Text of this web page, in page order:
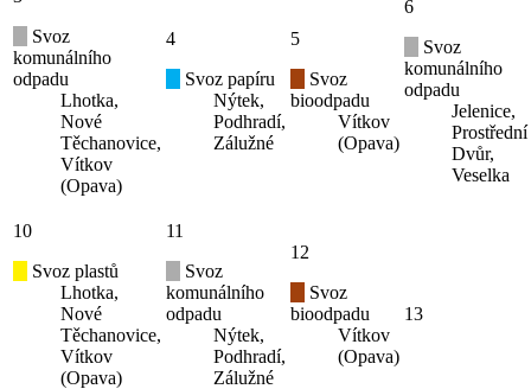
Svoz
komunálního
odpadu
Lhotka,
Nové
Těchanovice,
Vítkov
(Opava)
4
Svoz papíru
Nýtek,
Podhradí,
Zálužné
5
Svoz
bioodpadu
Vítkov
(Opava)
6
Svoz
komunálního
odpadu
Jelenice,
Prostřední
Dvůr,
Veselka
10
Svoz plastů
Lhotka,
Nové
Těchanovice,
Vítkov
(Opava)
11
Svoz
komunálního
odpadu
Nýtek,
Podhradí,
Zálužné
12
Svoz
bioodpadu
Vítkov
(Opava)
13